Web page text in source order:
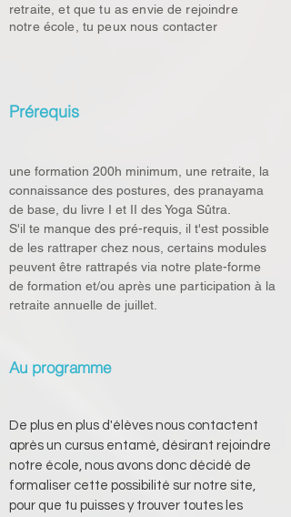
retraite, et que tu as envie de rejoindre
notre école, tu peux nous contacter
Prérequis
une formation 200h minimum, une retraite, la
connaissance des postures, des pranayama
de base, du livre I et II des Yoga Sûtra.
S'il te manque des pré-requis, il t'est possible
de les rattraper chez nous, certains modules
peuvent être rattrapés via notre plate-forme
de formation et/ou après une participation à la
retraite annuelle de juillet.
Au programme
De plus en plus d'élèves nous contactent
après un cursus entamé, désirant rejoindre
notre école, nous avons donc décidé de
formaliser cette possibilité sur notre site,
pour que tu puisses y trouver toutes les